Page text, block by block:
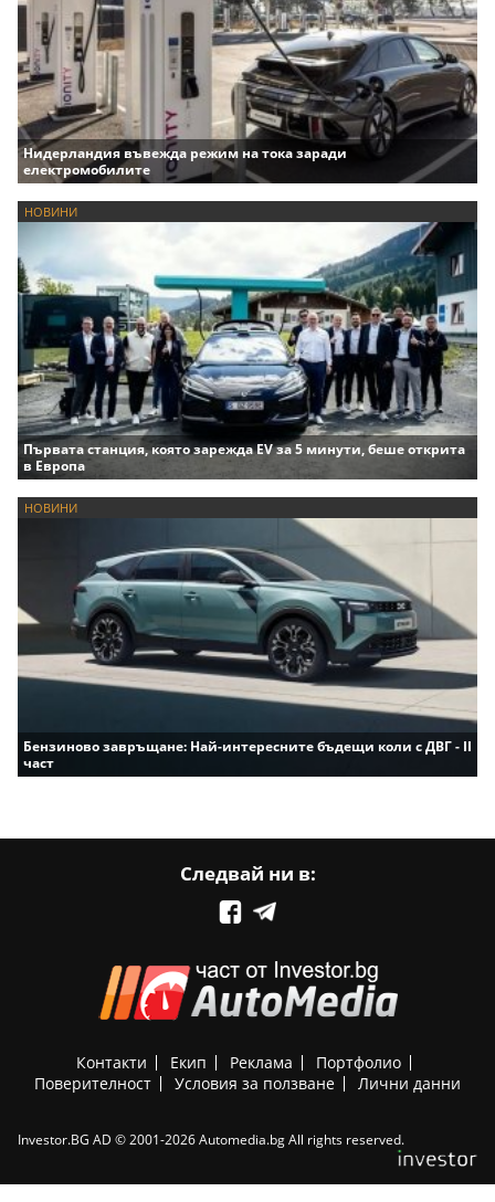
Нидерландия въвежда режим на тока заради
електромобилите
НОВИНИ
Първата станция, която зарежда EV за 5 минути, беше открита
в Европа
НОВИНИ
Бензиново завръщане: Най-интересните бъдещи коли с ДВГ - II
част
Следвай ни в:
Контакти Екип Реклама
Портфолио
Поверителност
Условия за ползване Лични данни
Investor.BG AD © 2001-2026 Automedia.bg All rights reserved.